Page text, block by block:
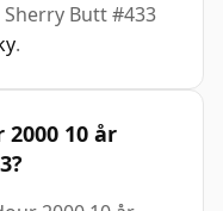
Butt #433
.
10 år